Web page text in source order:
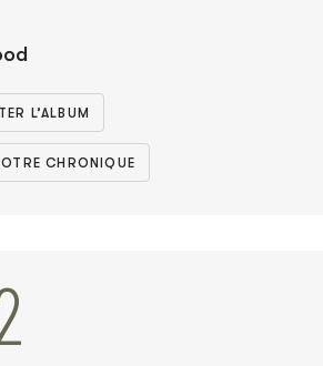
L’ALBUM
CHRONIQUE